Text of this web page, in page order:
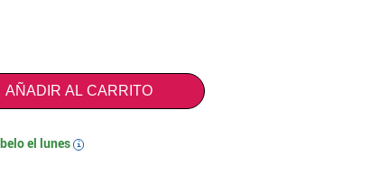
AÑADIR AL CARRITO
el lunes i